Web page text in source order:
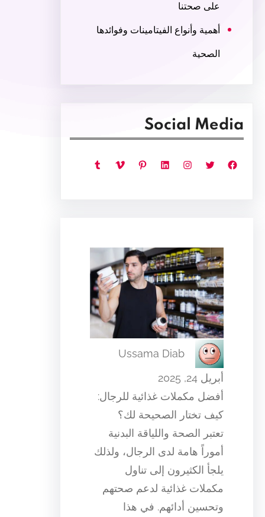
على صحتنا
أهمية وأنواع الفيتامينات وفوائدها
الصحية
Social Media
فيسبوك تويتر إنستجرام لينكد إن بينتريست فيميو تمبلر
Ussama Diab
أبريل 24, 2025
أفضل مكملات غذائية للرجال:
كيف تختار الصحيحة لك؟
تعتبر الصحة واللياقة البدنية
أموراً هامة لدى الرجال، ولذلك
يلجأ الكثيرون إلى تناول
مكملات غذائية لدعم صحتهم
وتحسين أدائهم. في هذا